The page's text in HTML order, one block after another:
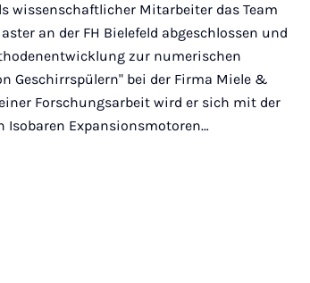
wissenschaftlicher Mitarbeiter das Team
an der FH Bielefeld abgeschlossen und
zur numerischen
Geschirrspülern" bei der Firma Miele &
Forschungsarbeit wird er sich mit der
Isobaren Expansionsmotoren…